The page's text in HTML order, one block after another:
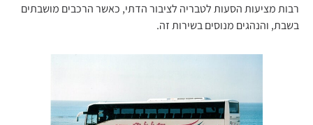
רבות מציעות הסעות לטבריה לציבור הדתי, כאשר הרכבים מושבתים
בשבת, והנהגים מנוסים בשירות זה.